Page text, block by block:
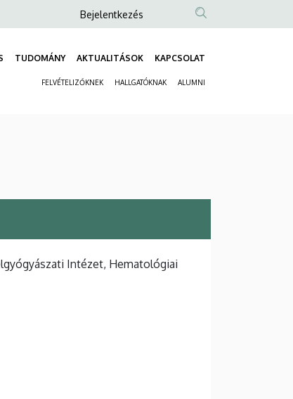
Anonim
fiók
menüje
Bejelentkezés
TUDOMÁNY AKTUALITÁSOK KAPCSOLAT
FELVÉTELIZŐKNEK HALLGATÓKNAK ALUMNI
Intézet, Hematológiai